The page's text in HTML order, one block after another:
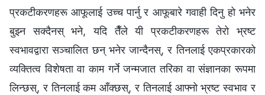
प्रकटीकरणहरू आफूलाई उच्च पार्नु र आफूबारे गवाही दिनु हो भनेर
बुझ्न सक्दैनस् भने, यदि तैँले यी प्रकटीकरणहरू तेरो भ्रष्ट
स्वभावद्वारा सञ्‍चालित छन् भनेर जान्दैनस्, र तिनलाई एकप्रकारको
व्यक्तित्व विशेषता वा काम गर्ने जन्मजात तरिका वा संज्ञानका रूपमा
लिन्छस्, र तिनलाई कम आँक्छस्, र तिनलाई आफ्नो भ्रष्ट स्वभाव र